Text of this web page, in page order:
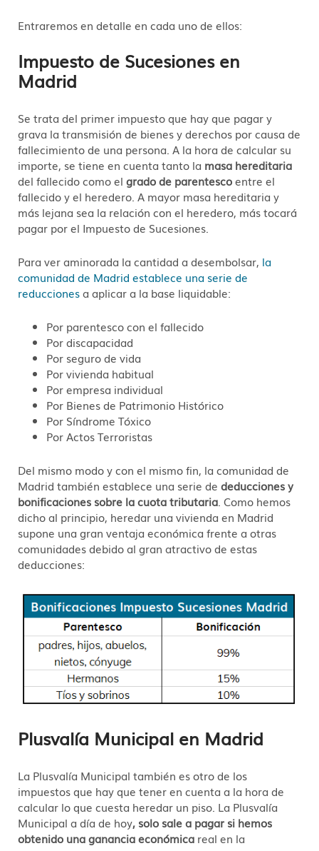
Entraremos en detalle en cada uno de ellos:
Impuesto de Sucesiones en
Madrid
Se trata del primer impuesto que hay que pagar y
grava la transmisión de bienes y derechos por causa de
fallecimiento de una persona. A la hora de calcular su
importe, se tiene en cuenta tanto la masa hereditaria
del fallecido como el grado de parentescoentre el
fallecido y el heredero. A mayor masa hereditaria y
más lejana sea la relación con el heredero, más tocará
pagar por el Impuesto de Sucesiones.
Para ver aminorada la cantidad a desembolsar, la
comunidad de Madrid establece una serie de
reduccionesa aplicar a la base liquidable:
Por parentesco con el fallecido
Por discapacidad
Por seguro de vida
Por vivienda habitual
Por empresa individual
Por Bienes de Patrimonio Histórico
Por Síndrome Tóxico
Por Actos Terroristas
Del mismo modo y con el mismo fin, la comunidad de
Madrid también establece una serie de deducciones y
bonificaciones sobre la cuota tributaria . Como hemos
dicho al principio, heredar una vivienda en Madrid
supone una gran ventaja económica frente a otras
comunidades debido al gran atractivo de estas
deducciones:
Plusvalía Municipal en Madrid
La Plusvalía Municipal también es otro de los
impuestos que hay que tener en cuenta a la hora de
calcular lo que cuesta heredar un piso. La Plusvalía
Municipal a día de hoy, solo sale a pagar si hemos
obtenido una ganancia económica real en la